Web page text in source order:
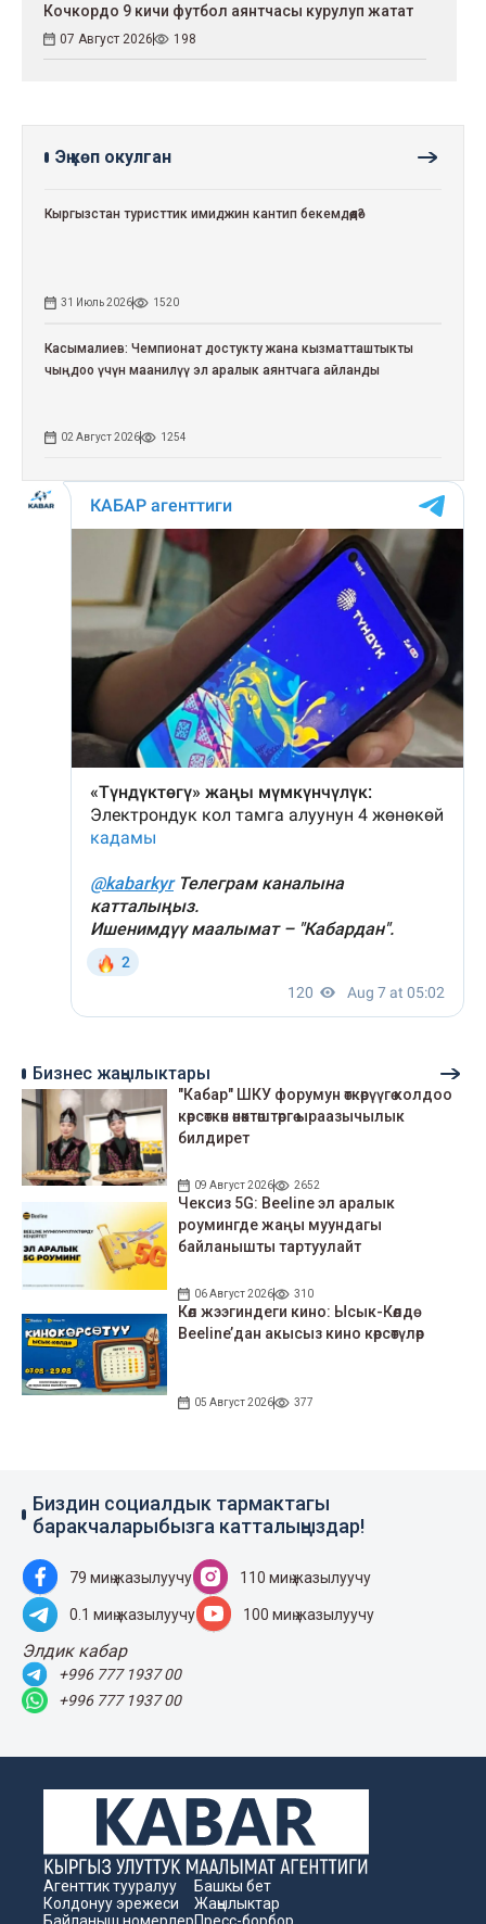
Кочкордо 9 кичи футбол аянтчасы курулуп жатат
07 Август 2026 198
Эң көп окулган
Кыргызстан туристтик имиджин кантип бекемдөөдө?
31 Июль 2026 1520
Касымалиев: Чемпионат достукту жана кызматташтыкты
чыңдоо үчүн маанилүү эл аралык аянтчага айланды
02 Август 2026 1254
Бизнес жаңылыктары
"Кабар" ШКУ форумун өткөрүүгө колдоо
көрсөткөн өнөктөштөргө ыраазычылык
билдирет
09 Август 2026 2652
Чексиз 5G: Beeline эл аралык
роумингде жаңы муундагы
байланышты тартуулайт
06 Август 2026 310
Көл жээгиндеги кино: Ысык-Көлдө
Beeline’дан акысыз кино көрсөтүлөр
05 Август 2026 377
Биздин социалдык тармактагы
баракчаларыбызга катталыңыздар!
79 миң жазылуучу 110 миң жазылуучу
0.1 миң жазылуучу 100 миң жазылуучу
Элдик кабар
+996 777 1937 00
+996 777 1937 00
Агенттик тууралуу
Колдонуу эрежеси
Байланыш номерлер
Башкы бет
Жаңылыктар
Пресс-борбор